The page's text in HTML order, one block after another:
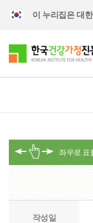
이 누리집은 대
작성일